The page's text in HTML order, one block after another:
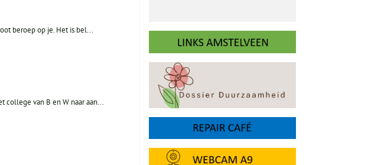
beroep op je. Het is bel...
college van B en W naar aan...